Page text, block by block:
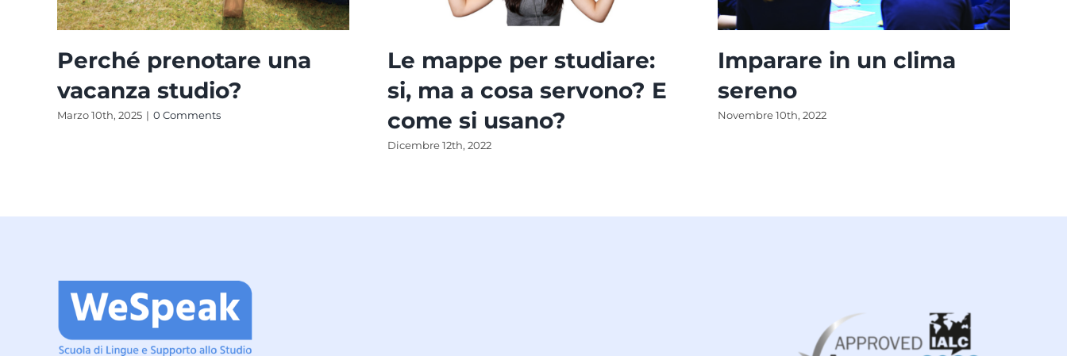
Perché prenotare una
vacanza studio?
Marzo 10th, 2025 | 0 Comments
Le mappe per studiare:
si, ma a cosa servono? E
come si usano?
Dicembre 12th, 2022
Imparare in un clima
sereno
Novembre 10th, 2022